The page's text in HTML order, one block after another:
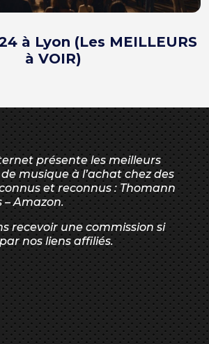
à Lyon (Les MEILLEURS
à VOIR)
présente les meilleurs
musique à l’achat chez des
et reconnus : Thomann
– Amazon.
recevoir une commission si
nos liens affiliés.